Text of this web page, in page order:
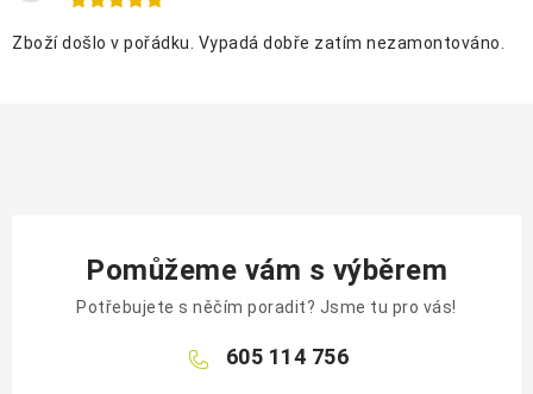
Zboží došlo v pořádku. Vypadá dobře zatím nezamontováno.
Pomůžeme vám s výběrem
Potřebujete s něčím poradit? Jsme tu pro vás!
605 114 756